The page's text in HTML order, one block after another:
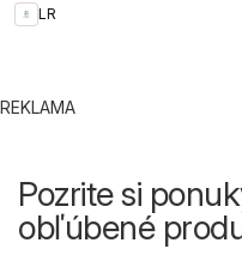
LR
REKLAMA
Pozrite si
obľúbené